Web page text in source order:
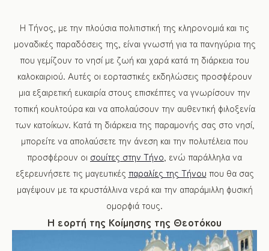
Η Τήνος, με την πλούσια πολιτιστική της κληρονομιά και τις
μοναδικές παραδόσεις της, είναι γνωστή για τα πανηγύρια της
που γεμίζουν το νησί με ζωή και χαρά κατά τη διάρκεια του
καλοκαιριού. Αυτές οι εορταστικές εκδηλώσεις προσφέρουν
μια εξαιρετική ευκαιρία στους επισκέπτες να γνωρίσουν την
τοπική κουλτούρα και να απολαύσουν την αυθεντική φιλοξενία
των κατοίκων. Κατά τη διάρκεια της παραμονής σας στο νησί,
μπορείτε να απολαύσετε την άνεση και την πολυτέλεια που
προσφέρουν οι σουίτες στην Τήνο , ενώ παράλληλα να
εξερευνήσετε τις μαγευτικές παραλίες της Τήνου που θα σας
μαγέψουν με τα κρυστάλλινα νερά και την απαράμιλλη φυσική
ομορφιά τους.
Η εορτή της Κοίμησης της Θεοτόκου